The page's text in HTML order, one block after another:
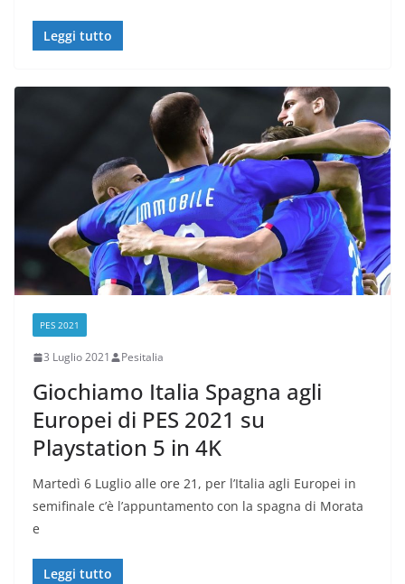
Leggi tutto
PES 2021
3 Luglio 2021 Pesitalia
Giochiamo Italia Spagna agli
Europei di PES 2021 su
Playstation 5 in 4K
Martedì 6 Luglio alle ore 21, per l’Italia agli Europei in
semifinale c’è l’appuntamento con la spagna di Morata
e
Leggi tutto